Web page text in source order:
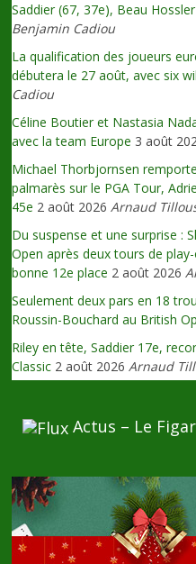
Saddier (67, 37e), Beau
Benjamin Cadiou
La qualification des joueurs
débutera le 27 août, avec six
Cadiou
Céline Boutier et Nastasia
avec la team Europe 3 août
Michael Thorbjornsen
palmarès sur le PGA Tour,
45e 2 août 2026 Arnaud
Du suspense et une surprise :
Open après deux tours de
bonne 12e place 2 août 2026
Seulement deux pars en 18
Roussin-Bouchard au British
Riley en tête, Saddier 17e,
Classic 2 août 2026 Arnaud
Actus – Le